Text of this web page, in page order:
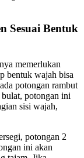
Sesuai Bentuk
memerlukan
bentuk wajah bisa
potongan rambut
potongan ini
sisi wajah,
potongan 2
ini akan